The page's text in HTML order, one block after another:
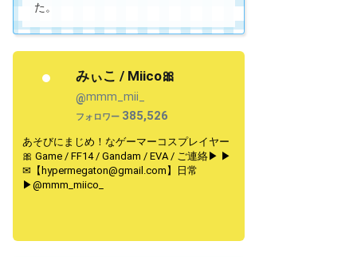
た。
みぃこ / Miico🎀
@mmm_mii_
フォロワー 385,526
あそびにまじめ！なゲーマーコスプレイヤー
🎀 Game / FF14 / Gandam / EVA / ご連絡▶︎ ▶︎
✉【hypermegaton@gmail.com】日常
▶︎@mmm_miico_